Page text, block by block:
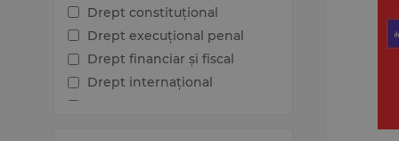
Drept constituțional
Drept execuțional penal
Drept financiar și fiscal
Drept internațional